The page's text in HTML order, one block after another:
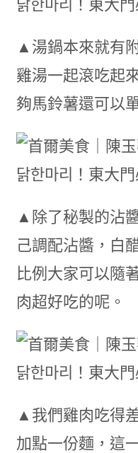
▲湯鍋本來就有
雞湯一起滾吃起
夠馬鈴薯還可以
▲除了秘製的沾
己調配沾醬，白
比例大家可以隨
肉超好吃的呢。
▲我們雞肉吃得
加點一份麵，這